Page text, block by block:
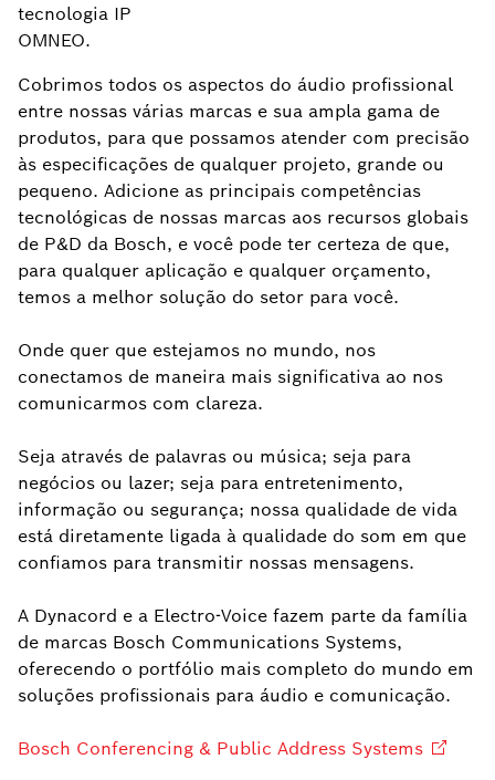
tecnologia IP
OMNEO.
Cobrimos todos os aspectos do áudio profissional
entre nossas várias marcas e sua ampla gama de
produtos, para que possamos atender com precisão
às especificações de qualquer projeto, grande ou
pequeno. Adicione as principais competências
tecnológicas de nossas marcas aos recursos globais
de P&D da Bosch, e você pode ter certeza de que,
para qualquer aplicação e qualquer orçamento,
temos a melhor solução do setor para você.
Onde quer que estejamos no mundo, nos
conectamos de maneira mais significativa ao nos
comunicarmos com clareza.
Seja através de palavras ou música; seja para
negócios ou lazer; seja para entretenimento,
informação ou segurança; nossa qualidade de vida
está diretamente ligada à qualidade do som em que
confiamos para transmitir nossas mensagens.
A Dynacord e a Electro-Voice fazem parte da família
de marcas Bosch Communications Systems,
oferecendo o portfólio mais completo do mundo em
soluções profissionais para áudio e comunicação.
Bosch Conferencing & Public Address Systems